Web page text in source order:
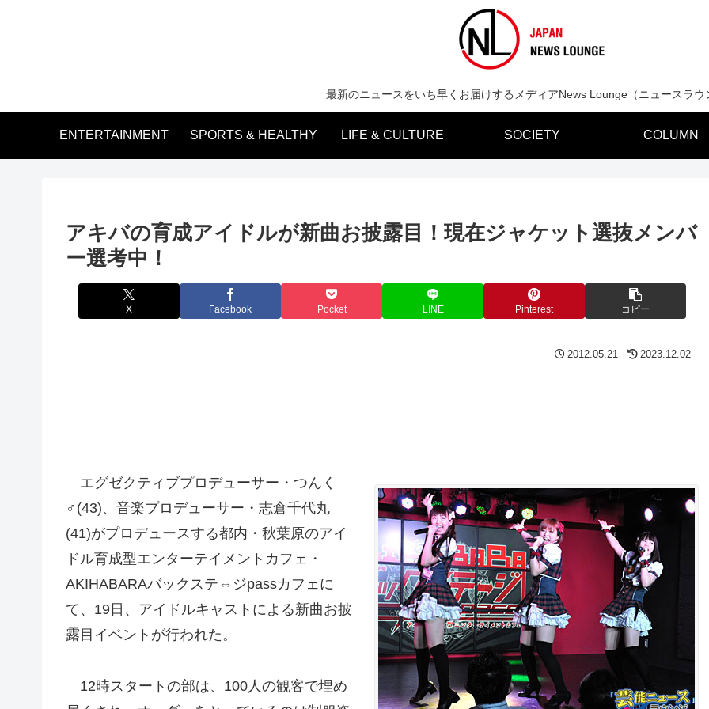
最新のニュースをいち早くお届けするメディアNews Lounge（ニュースラウ
ENTERTAINMENT SPORTS & HEALTHY LIFE & CULTURE SOCIETY COLUMN
アキバの育成アイドルが新曲お披露目！現在ジャケット選抜メンバ
ー選考中！
X Facebook Pocket LINE Pinterest コピー
2012.05.21 2023.12.02
エグゼクティブプロデューサー・つんく
♂(43)、音楽プロデューサー・志倉千代丸
(41)がプロデュースする都内・秋葉原のアイ
ドル育成型エンターテイメントカフェ・
AKIHABARAバックステ⇔ジpassカフェに
て、19日、アイドルキャストによる新曲お披
露目イベントが行われた。
12時スタートの部は、100人の観客で埋め